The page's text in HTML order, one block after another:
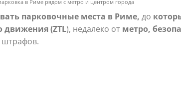
в Риме рядом с метро и центром города
парковочные места в Риме, до
движения (ZTL), недалеко от метро,
штрафов.